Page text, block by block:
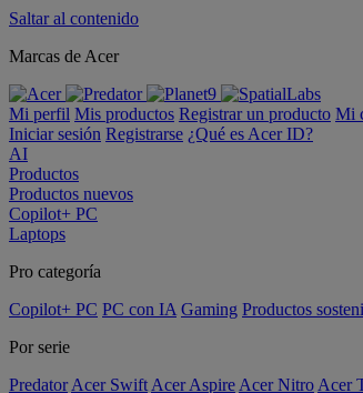
Saltar al contenido
Marcas de Acer
Mi perfil Mis productos Registrar un producto Mi
Iniciar sesión Registrarse ¿Qué es Acer ID?
AI
Productos
Productos nuevos
Copilot+ PC
Laptops
Pro categoría
Copilot+ PC PC con IA Gaming Productos
Por serie
Predator Acer Swift Acer Aspire Acer Nitro Acer